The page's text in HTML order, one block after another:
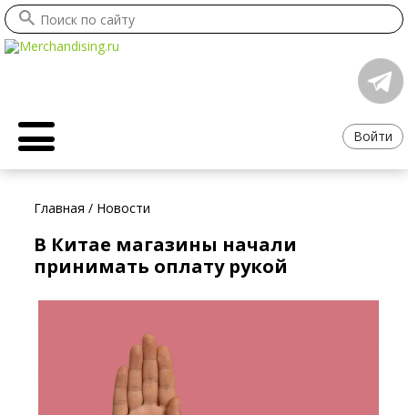
Войти
Главная / Новости
В Китае магазины начали
принимать оплату рукой